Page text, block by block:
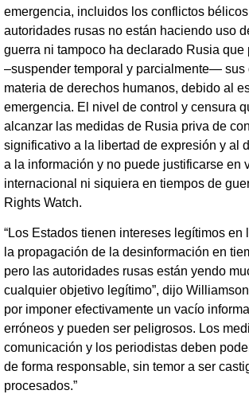
emergencia, incluidos los conflictos
autoridades rusas no están haciendo uso
guerra ni tampoco ha declarado Rusia que
–suspender temporal y parcialmente— sus
materia de derechos humanos, debido al
emergencia. El nivel de control y censura
alcanzar las medidas de Rusia priva de
significativo a la libertad de expresión y al
a la información y no puede justificarse en
internacional ni siquiera en tiempos de
Rights Watch.
“Los Estados tienen intereses legítimos en
la propagación de la desinformación en
pero las autoridades rusas están yendo
cualquier objetivo legítimo”, dijo
por imponer efectivamente un vacío
erróneos y pueden ser peligrosos. Los
comunicación y los periodistas deben
de forma responsable, sin temor a ser
procesados.”